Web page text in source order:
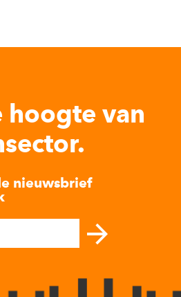
van
nieuwsbrief